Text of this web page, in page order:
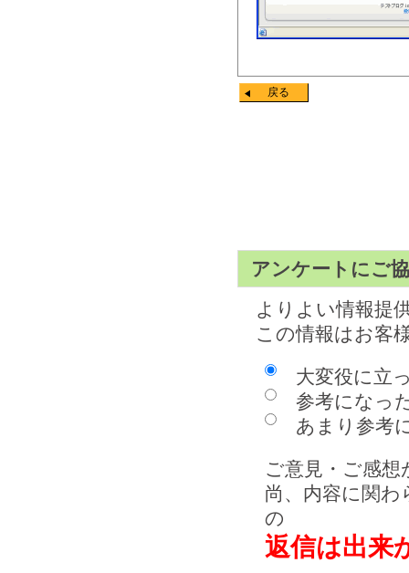
戻る
アンケートにご
よりよい情報提
この情報はお客
大変役に立
参考になっ
あまり参考
ご意見・ご感
尚、内容に関
の
返信は出来